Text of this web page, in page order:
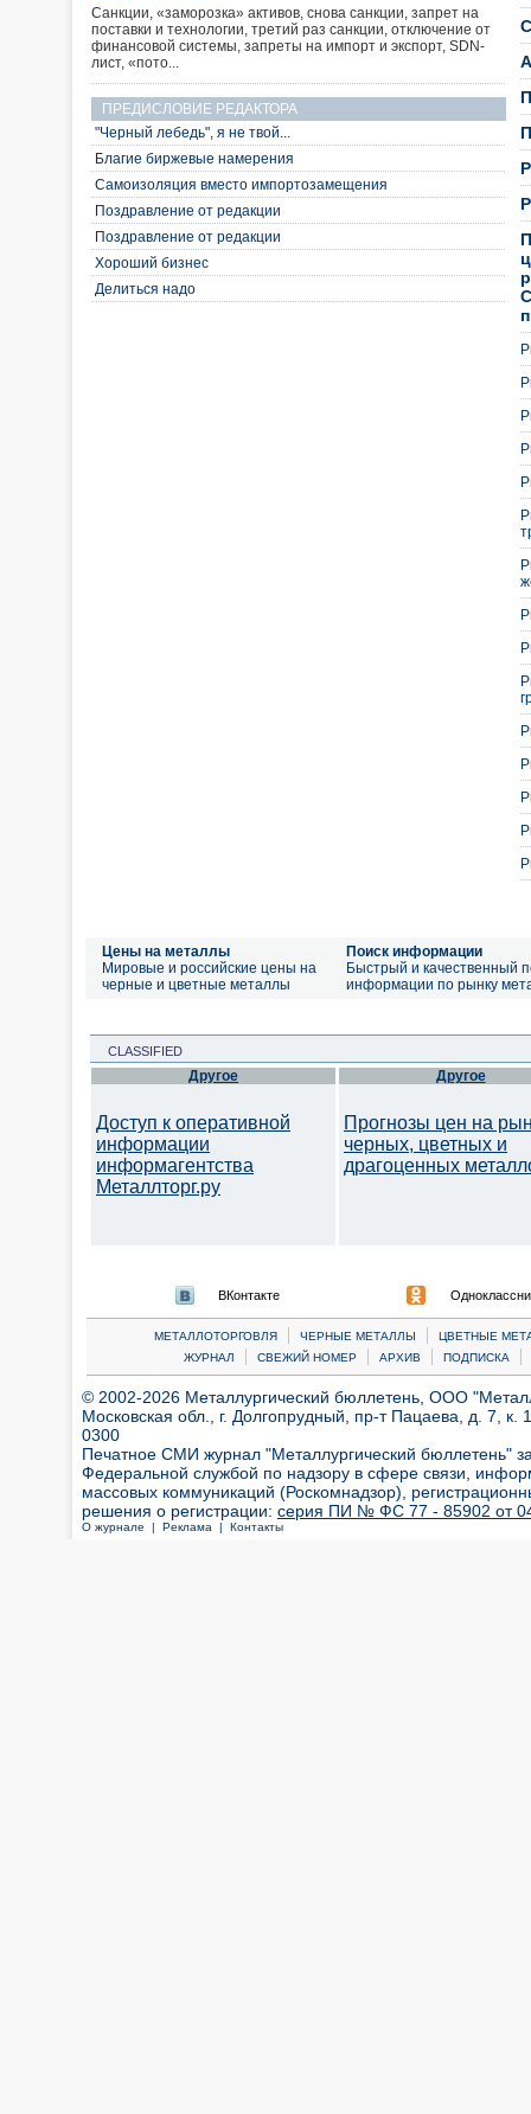
Санкции, «заморозка» активов, снова санкции, запрет на
поставки и технологии, третий раз санкции, отключение от
финансовой системы, запреты на импорт и экспорт, SDN-
лист, «пото...
ПРЕДИСЛОВИЕ РЕДАКТОРА
"Черный лебедь", я не твой...
Благие биржевые намерения
Самоизоляция вместо импортозамещения
Поздравление от редакции
Поздравление от редакции
Хороший бизнес
Делиться надо
Цены на металлы
Мировые и российские цены на
черные и цветные металлы
Поиск информации
Быстрый и качественный
информации по рынку
CLASSIFIED
Другое
Доступ к оперативной
информации
информагентства
Металлторг.ру
Другое
Прогнозы цен на
черных, цветных и
драгоценных
ВКонтакте
МЕТАЛЛОТОРГОВЛЯ | ЧЕРНЫЕ МЕТАЛЛЫ |
ЦВЕТНЫЕ
ЖУРНАЛ
| СВЕЖИЙ НОМЕР | АРХИВ | ПОДПИСКА |
© 2002-2026 Металлургический бюллетень, ООО
Московская обл., г. Долгопрудный, пр-т Пацаева, д. 7,
0300
Печатное СМИ журнал "Металлургический бюллетень"
Федеральной службой по надзору в сфере связи,
массовых коммуникаций (Роскомнадзор),
решения о регистрации: серия ПИ № ФС 77 - 85902 от 04
О журнале | Реклама | Контакты